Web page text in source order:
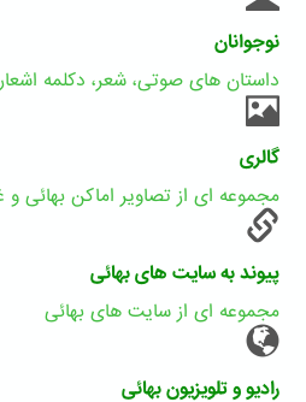
نوجوانان
داستان های صوتی، شعر، دکلمه اشعار
گالری
مجموعه ای از تصاویر اماکن بهائی و
پیوند به سایت های بهائی
مجموعه ای از سایت های بهائی
رادیو و تلویزیون بهائی